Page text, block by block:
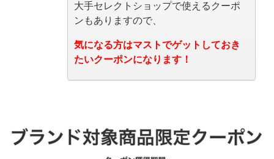
大手セレクトショップで使えるクーポ
ンもありますので、
気になる方はマストでゲットしておき
たいクーポンになります！